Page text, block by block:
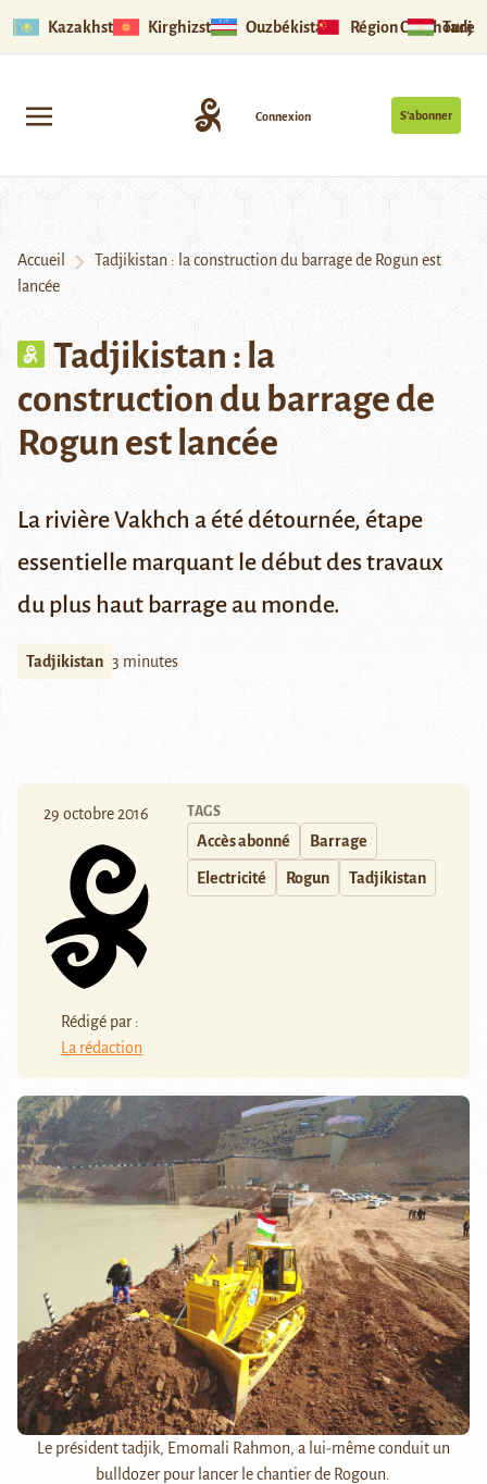
Kazakhstan Kirghizstan Ouzbékistan Région Ouïghoure
S’abonner
Connexion
Accueil
Tadjikistan : la construction du barrage de Rogun est
lancée
Tadjikistan : la
construction du barrage de
Rogun est lancée
La rivière Vakhch a été détournée, étape
essentielle marquant le début des travaux
du plus haut barrage au monde.
Tadjikistan 3 minutes
29 octobre 2016
Rédigé par :
La rédaction
TAGS
Accès abonné Barrage
Electricité Rogun Tadjikistan
Le président tadjik, Emomali Rahmon, a lui-même conduit un
bulldozer pour lancer le chantier de Rogoun.